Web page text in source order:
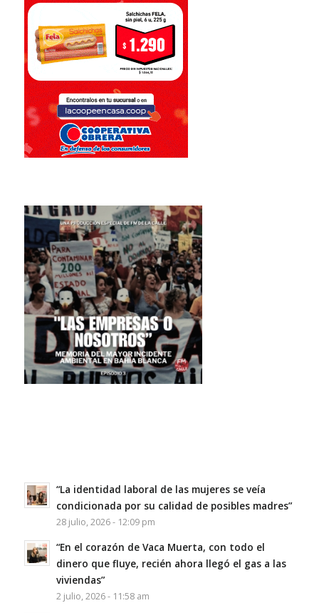
“La identidad laboral de las mujeres se veía
condicionada por su calidad de posibles madres”
28 julio, 2026 - 12:09 pm
“En el corazón de Vaca Muerta, con todo el
dinero que fluye, recién ahora llegó el gas a las
viviendas”
2 julio, 2026 - 11:58 am